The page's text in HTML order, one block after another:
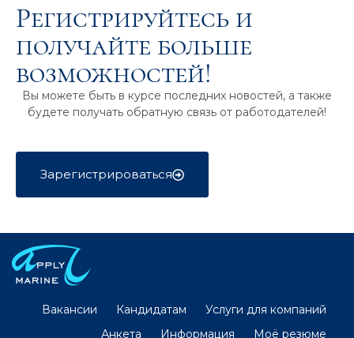
Регистрируйтесь и
получайте больше
возможностей!
Вы можете быть в курсе последних новостей, а также
будете получать обратную связь от работодателей!
Зарегистрироваться
Вакансии Кандидатам
Услуги для компаний
Анкета
Информация
Моё резюме